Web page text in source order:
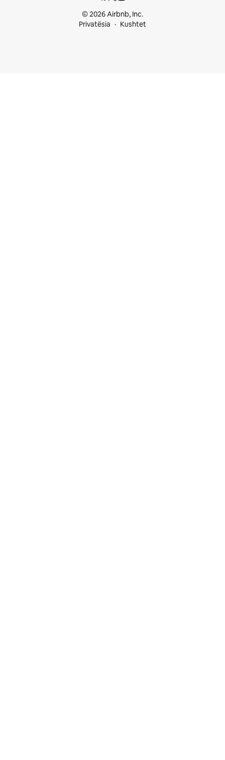
© 2026 Airbnb, Inc.
Privatësia
Kushtet